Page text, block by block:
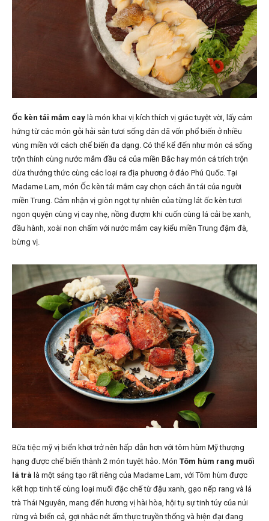
Ốc kèn tái mắm cay là món khai vị kích thích vị giác tuyệt vời, lấy cảm
hứng từ các món gỏi hải sản tươi sống dân dã vốn phổ biến ở nhiều
vùng miền với cách chế biến đa dạng. Có thể kể đến như món cá sống
trộn thính cùng nước mắm đầu cá của miền Bắc hay món cá trích trộn
dừa thưởng thức cùng các loại ra địa phương ở đảo Phú Quốc. Tại
Madame Lam, món Ốc kèn tái mắm cay chọn cách ăn tái của người
miền Trung. Cảm nhận vị giòn ngọt tự nhiên của từng lát ốc kèn tươi
ngon quyện cùng vị cay nhẹ, nồng đượm khi cuốn cùng lá cải bẹ xanh,
đầu hành, xoài non chấm với nước mắm cay kiểu miền Trung đậm đà,
bừng vị.
Bữa tiệc mỹ vị biển khơi trở nên hấp dẫn hơn với tôm hùm Mỹ thượng
hạng được chế biến thành 2 món tuyệt hảo. Món Tôm hùm rang muối
lá trà là một sáng tạo rất riêng của Madame Lam, với Tôm hùm được
kết hợp tinh tế cùng loại muối đặc chế từ đậu xanh, gạo nếp rang và lá
trà Thái Nguyên, mang đến hương vị hài hòa, hội tụ sự tinh túy của núi
rừng và biển cả, gợi nhắc nét ẩm thực truyền thống và hiện đại đang